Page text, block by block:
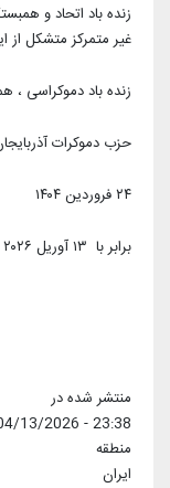
زنده باد اتحاد و
غیر متمرکز متشکل از
زنده باد دموکراسی ،
حزب دموکرات
۲۴ فروردین ۱۴۰۴
برابر با ۱۳ آوریل ۲۰۲۶
منتشر شده در
13/2026 - 23:38
منطقه
ایران